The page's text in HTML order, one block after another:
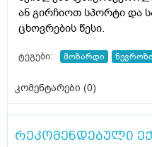
ან გირჩიოთ სპორტი და
ცხოვრების წესი.
ტეგები: მოზარდი ნევროზი
კომენტარები (0)
რეკომენდებული